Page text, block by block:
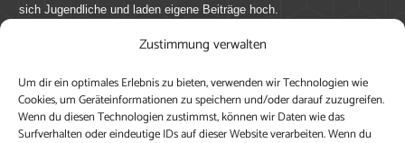
Zustimmung verwalten
Um dir ein optimales Erlebnis zu bieten, verwenden wir Technologien wie
Cookies, um Geräteinformationen zu speichern und/oder darauf zuzugreifen.
Wenn du diesen Technologien zustimmst, können wir Daten wie das
Surfverhalten oder eindeutige IDs auf dieser Website verarbeiten. Wenn du
sich Jugendliche und laden eigene Beiträge hoch.
Mach mit bei youpod.de!
youpod.de lebt von Menschen wie dir. Sammel
journalistische Erfahrung, teile deine Perspektive und
veröffentliche deine Beiträge auf youpod.de.Du musst